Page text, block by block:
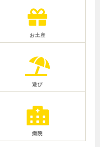
お土産
遊び
病院